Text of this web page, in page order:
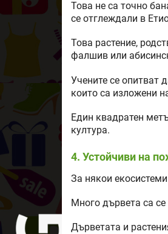
Това не са точно
се отглеждали в
Това растение,
фалшив или
Учените се опитват
които са изложени
Един квадратен
култура.
4. Устойчиви на
За някои
Много дървета са
Дърветата и